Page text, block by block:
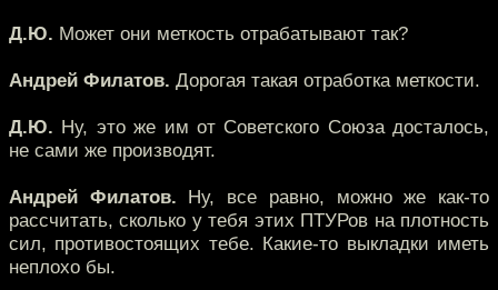
Д.Ю. Может они меткость отрабатывают так?
Андрей Филатов. Дорогая такая отработка меткости.
Д.Ю. Ну, это же им от Советского Союза досталось,
не сами же производят.
Андрей Филатов. Ну, все равно, можно же как-то
рассчитать, сколько у тебя этих ПТУРов на плотность
сил, противостоящих тебе. Какие-то выкладки иметь
неплохо бы.